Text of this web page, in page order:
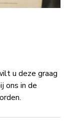
u deze graag
ons in de